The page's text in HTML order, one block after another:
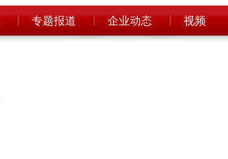
专题报道 企业动态 视频